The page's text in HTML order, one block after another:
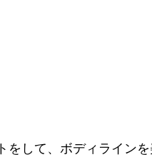
をして、ボディライン